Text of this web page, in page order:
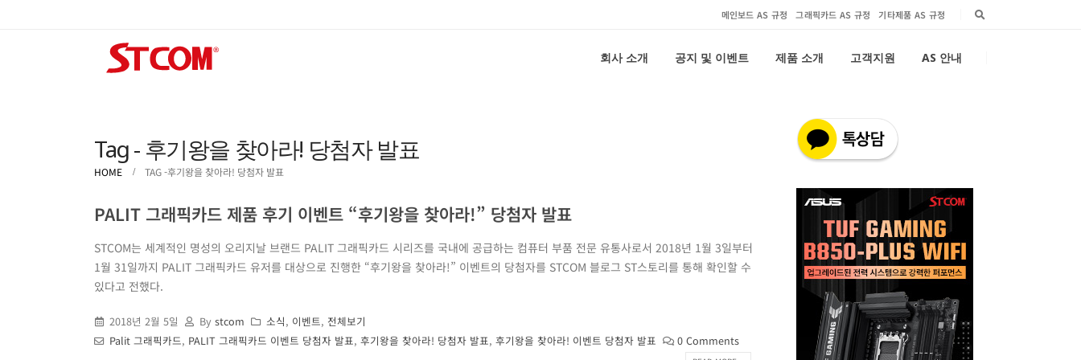
메인보드 AS 규정 그래픽카드 AS 규정 기타제품 AS 규정
회사 소개 공지 및 이벤트 제품 소개 고객지원 AS 안내
Tag - 후기왕을 찾아라! 당첨자 발표
HOME TAG -후기왕을 찾아라! 당첨자 발표
PALIT 그래픽카드 제품 후기 이벤트 “후기왕을 찾아라!” 당첨자 발표
STCOM는 세계적인 명성의 오리지날 브랜드 PALIT 그래픽카드 시리즈를 국내에 공급하는 컴퓨터 부품 전문 유통사로서 2018년 1월 3일부터
1월 31일까지 PALIT 그래픽카드 유저를 대상으로 진행한 “후기왕을 찾아라!” 이벤트의 당첨자를 STCOM 블로그 ST스토리를 통해 확인할 수
있다고 전했다.
2018년 2월 5일 Bystcom 소식, 이벤트, 전체보기
Palit 그래픽카드, PALIT 그래픽카드 이벤트 당첨자 발표, 후기왕을 찾아라! 당첨자 발표, 후기왕을 찾아라! 이벤트 당첨자 발표 0 Comments